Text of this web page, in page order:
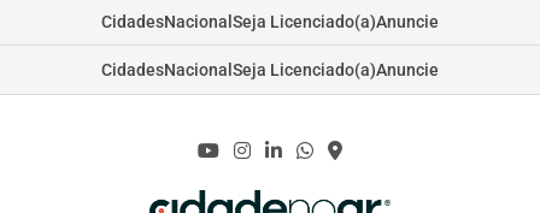
CidadesNacional Seja Licenciado(a)Anuncie
CidadesNacional Seja Licenciado(a)Anuncie